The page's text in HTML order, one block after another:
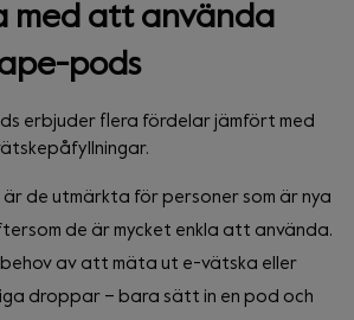
med att använda
pods
erbjuder flera fördelar jämfört med
de utmärkta för personer som är nya
de är mycket enkla att använda.
behov av att mäta ut e-vätska eller
droppar – bara sätt in en pod och